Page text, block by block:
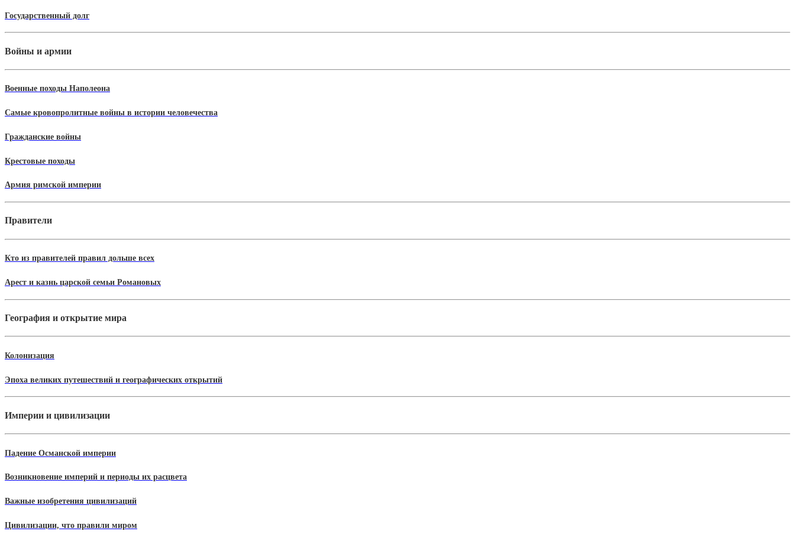
Государственный долг
Войны и армии
Военные походы Наполеона
Самые кровопролитные войны в истории человечества
Гражданские войны
Крестовые походы
Армия римской империи
Правители
Кто из правителей правил дольше всех
Арест и казнь царской семьи Романовых
География и открытие мира
Колонизация
Эпоха великих путешествий и географических открытий
Империи и цивилизации
Падение Османской империи
Возникновение империй и периоды их расцвета
Важные изобретения цивилизаций
Цивилизации, что правили миром